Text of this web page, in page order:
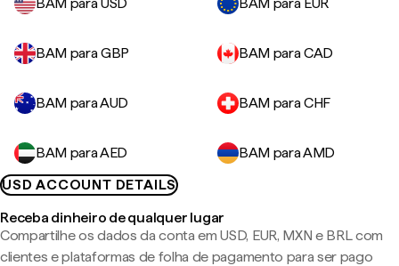
BAM para GBP BAM para CAD
BAM para AUD BAM para CHF
BAM para AED
BAM para AMD
USD ACCOUNT DETAILS
Receba dinheiro de qualquer lugar
Compartilhe os dados da conta em USD, EUR, MXN e BRL com
clientes e plataformas de folha de pagamento para ser pago